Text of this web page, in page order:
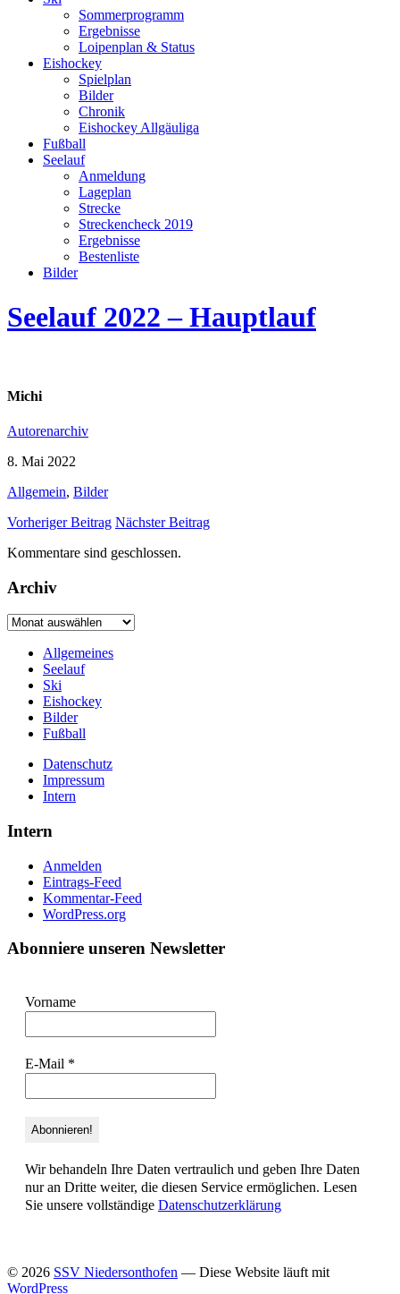
Sommerprogramm
Ergebnisse
Loipenplan & Status
Eishockey
Spielplan
Bilder
Chronik
Eishockey Allgäuliga
Fußball
Seelauf
Anmeldung
Lageplan
Strecke
Streckencheck 2019
Ergebnisse
Bestenliste
Bilder
Seelauf 2022 – Hauptlauf
Michi
Autorenarchiv
8. Mai 2022
Allgemein, Bilder
Vorheriger Beitrag Nächster Beitrag
Kommentare sind geschlossen.
Archiv
Archiv
Allgemeines
Seelauf
Ski
Eishockey
Bilder
Fußball
Datenschutz
Impressum
Intern
Intern
Anmelden
Eintrags-Feed
Kommentar-Feed
WordPress.org
Abonniere unseren Newsletter
Vorname
E-Mail *
Wir behandeln Ihre Daten vertraulich und geben Ihre Daten
nur an Dritte weiter, die diesen Service ermöglichen. Lesen
Sie unsere vollständige Datenschutzerklärung
© 2026 SSV Niedersonthofen — Diese Website läuft mit
WordPress